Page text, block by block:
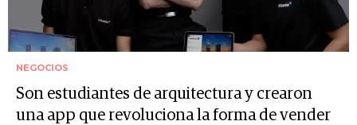
NEGOCIOS
Son estudiantes de arquitectura y crearon
una app que revoluciona la forma de vender